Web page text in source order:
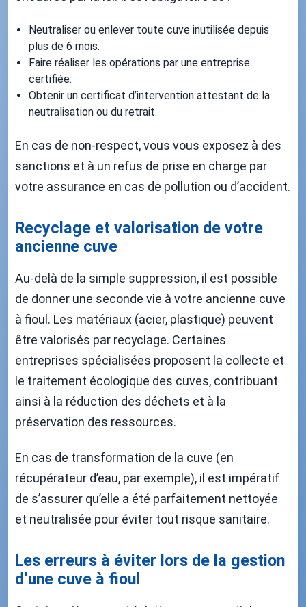
Neutraliser ou enlever toute cuve inutilisée depuis
plus de 6 mois.
Faire réaliser les opérations par une entreprise
certifiée.
Obtenir un certificat d’intervention attestant de la
neutralisation ou du retrait.
En cas de non-respect, vous vous exposez à des
sanctions et à un refus de prise en charge par
votre assurance en cas de pollution ou d’accident.
Recyclage et valorisation de votre
ancienne cuve
Au-delà de la simple suppression, il est possible
de donner une seconde vie à votre ancienne cuve
à fioul. Les matériaux (acier, plastique) peuvent
être valorisés par recyclage. Certaines
entreprises spécialisées proposent la collecte et
le traitement écologique des cuves, contribuant
ainsi à la réduction des déchets et à la
préservation des ressources.
En cas de transformation de la cuve (en
récupérateur d’eau, par exemple), il est impératif
de s’assurer qu’elle a été parfaitement nettoyée
et neutralisée pour éviter tout risque sanitaire.
Les erreurs à éviter lors de la gestion
d’une cuve à fioul